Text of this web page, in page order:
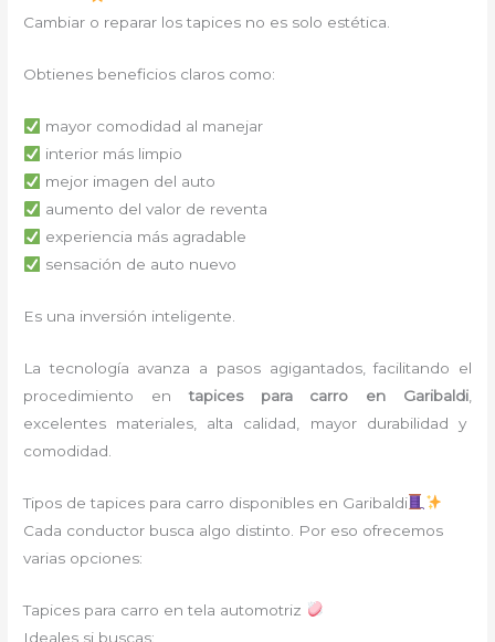
Cambiar o reparar los tapices no es solo estética.
Obtienes beneficios claros como:
mayor comodidad al manejar
interior más limpio
mejor imagen del auto
aumento del valor de reventa
experiencia más agradable
sensación de auto nuevo
Es una inversión inteligente.
La tecnología avanza a pasos agigantados, facilitando el
procedimiento entapices para carro en Garibaldi,
excelentes materiales, alta calidad, mayor durabilidad y
comodidad.
Tipos de tapices para carro disponibles en Garibaldi
Cada conductor busca algo distinto. Por eso ofrecemos
varias opciones:
Tapices para carro en tela automotriz
Ideales si buscas: